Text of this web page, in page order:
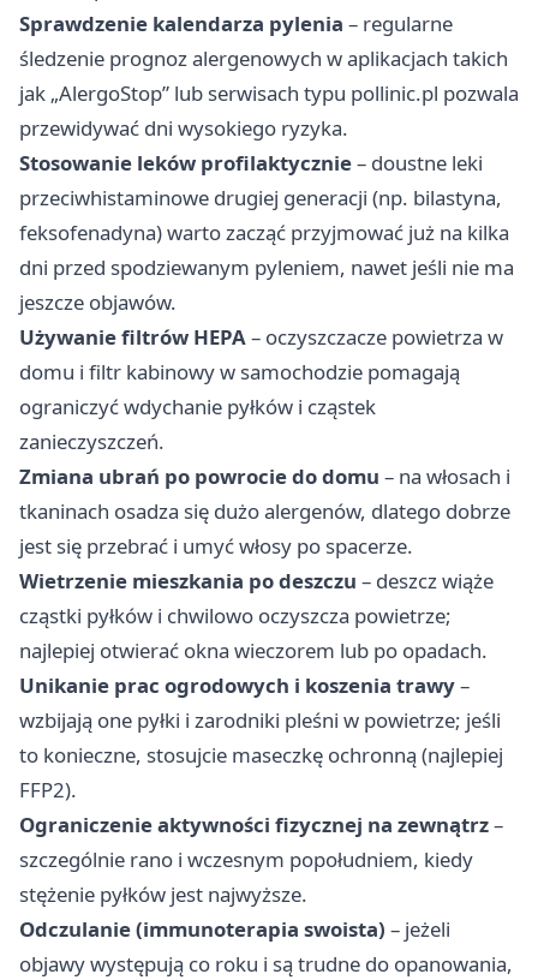
Sprawdzenie kalendarza pylenia – regularne
śledzenie prognoz alergenowych w aplikacjach takich
jak „AlergoStop” lub serwisach typu pollinic.pl pozwala
przewidywać dni wysokiego ryzyka.
Stosowanie leków profilaktycznie– doustne leki
przeciwhistaminowe drugiej generacji (np. bilastyna,
feksofenadyna) warto zacząć przyjmować już na kilka
dni przed spodziewanym pyleniem, nawet jeśli nie ma
jeszcze objawów.
Używanie filtrów HEPA– oczyszczacze powietrza w
domu i filtr kabinowy w samochodzie pomagają
ograniczyć wdychanie pyłków i cząstek
zanieczyszczeń.
Zmiana ubrań po powrocie do domu – na włosach i
tkaninach osadza się dużo alergenów, dlatego dobrze
jest się przebrać i umyć włosy po spacerze.
Wietrzenie mieszkania po deszczu – deszcz wiąże
cząstki pyłków i chwilowo oczyszcza powietrze;
najlepiej otwierać okna wieczorem lub po opadach.
Unikanie prac ogrodowych i koszenia trawy–
wzbijają one pyłki i zarodniki pleśni w powietrze; jeśli
to konieczne, stosujcie maseczkę ochronną (najlepiej
FFP2).
Ograniczenie aktywności fizycznej na zewnątrz–
szczególnie rano i wczesnym popołudniem, kiedy
stężenie pyłków jest najwyższe.
Odczulanie (immunoterapia swoista) – jeżeli
objawy występują co roku i są trudne do opanowania,